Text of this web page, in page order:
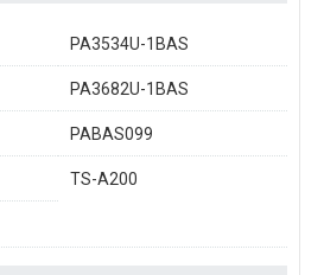
PA3534U-1BAS
PA3682U-1BAS
PABAS099
TS-A200